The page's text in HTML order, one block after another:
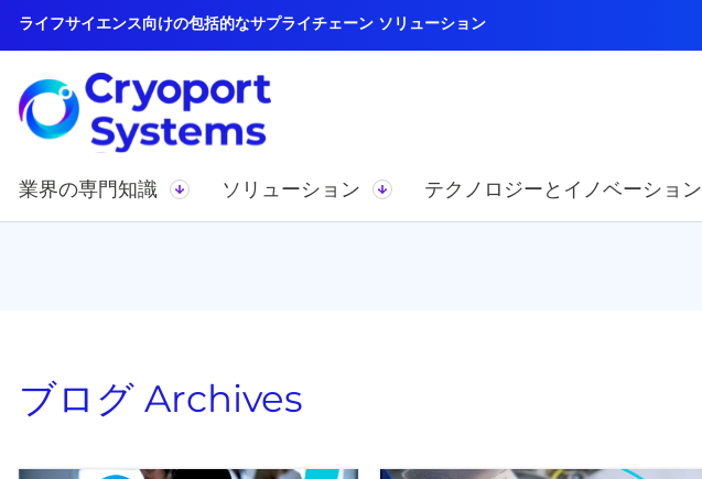
ライフサイエンス向けの包括的なサプライチェーン ソリューション
業界の専門知識 ソリューション テクノロジーとイノベーション
ブログ Archives